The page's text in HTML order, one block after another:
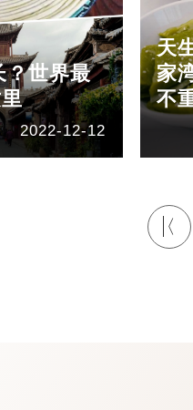
？世界最
2022-12-12
天
家
不